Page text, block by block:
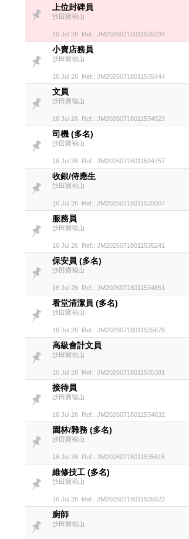
上位封碑員
沙田寶福山
16 Jul 26 Ref.: JM20260718011535334
小賣店務員
沙田寶福山
16 Jul 26 Ref.: JM20260718011535444
文員
沙田寶福山
16 Jul 26 Ref.: JM20260718011534523
司機 (多名)
沙田寶福山
16 Jul 26 Ref.: JM20260718011534757
收銀/侍應生
沙田寶福山
16 Jul 26 Ref.: JM20260718011535007
服務員
沙田寶福山
16 Jul 26 Ref.: JM20260718011535241
保安員 (多名)
沙田寶福山
16 Jul 26 Ref.: JM20260718011534851
看堂清潔員 (多名)
沙田寶福山
16 Jul 26 Ref.: JM20260718011535678
高級會計文員
沙田寶福山
16 Jul 26 Ref.: JM20260718011535381
接待員
沙田寶福山
16 Jul 26 Ref.: JM20260718011534632
園林/雜務 (多名)
沙田寶福山
16 Jul 26 Ref.: JM20260718011535615
維修技工 (多名)
沙田寶福山
16 Jul 26 Ref.: JM20260718011535522
廚師
沙田寶福山